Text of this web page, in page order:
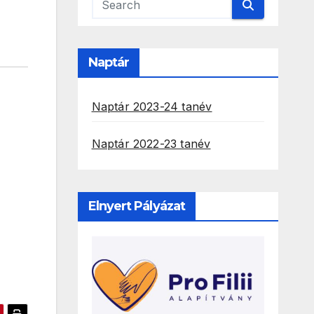
Naptár
Naptár 2023-24 tanév
Naptár 2022-23 tanév
Elnyert Pályázat